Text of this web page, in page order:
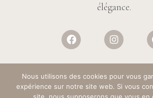
élégance.
© REFLETS FLEURS– TOUS DROITS RÉSERVÉS.
Nous utilisons des cookies pour vous
expérience sur notre site web. Si vous